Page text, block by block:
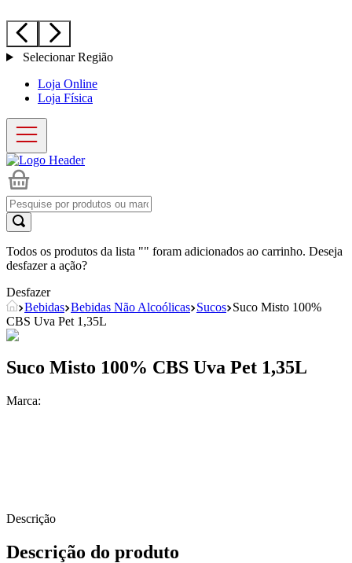
Selecionar Região
Loja Online
Loja Física
Todos os produtos da lista "" foram adicionados ao carrinho. Deseja
desfazer a ação?
Desfazer
Bebidas Bebidas Não Alcoólicas Sucos Suco Misto 100%
CBS Uva Pet 1,35L
Suco Misto 100% CBS Uva Pet 1,35L
Marca:
Descrição
Descrição do produto